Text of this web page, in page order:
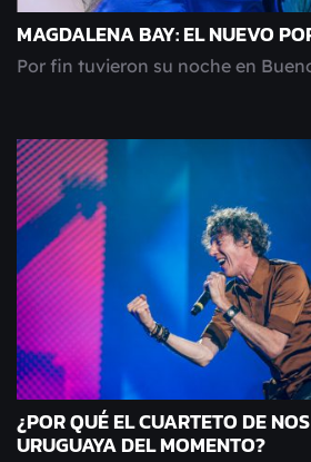
MAGDALENA BAY: EL NUEVO
Por fin tuvieron su noche en
¿POR QUÉ EL CUARTETO DE
URUGUAYA DEL MOMENTO?